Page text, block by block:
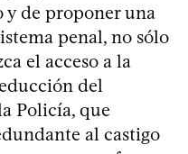
y de proponer una
penal, no sólo
el acceso a la
del
Policía, que
al castigo